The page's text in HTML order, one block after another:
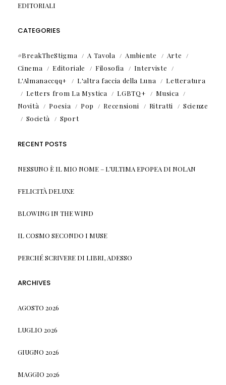
EDITORIALI
CATEGORIES
#BreakTheStigma A Tavola Ambiente
Arte
Cinema
Editoriale Filosofia
Interviste
L'Almanaccqq+
L'altra faccia della Luna
Letteratura
Letters from La Mystica
LGBTQ+
Musica
Novità
Poesia Pop Recensioni Ritratti
Scienze
Società
Sport
RECENT POSTS
NESSUNO È IL MIO NOME – L’ULTIMA EPOPEA DI NOLAN
FELICITÀ DELUXE
BLOWING IN THE WIND
IL COSMO SECONDO I MUSE
PERCHÉ SCRIVERE DI LIBRI, ADESSO
ARCHIVES
AGOSTO 2026
LUGLIO 2026
GIUGNO 2026
MAGGIO 2026